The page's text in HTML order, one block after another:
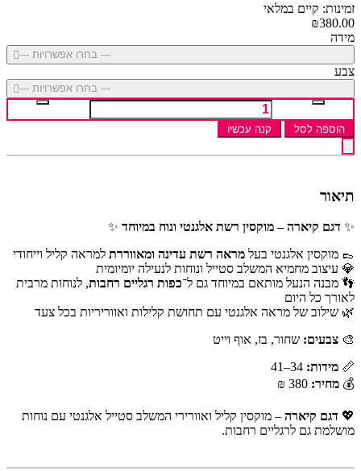
זמינות: קיים במלאי
₪380.00
מידה
--- בחרו אפשרויות ---
צבע
--- בחרו אפשרויות ---
הוספה לסל קנה עכשיו
תיאור
✨ דגם קיארה – מוקסין רשת אלגנטי ונוח במיוחד ✨
👞 מוקסין אלגנטי בעל מראה רשת עדינה ומאווררת למראה קליל וייחודי
💎 עיצוב מחמיא המשלב סטייל ונוחות לנעילה יומיומית
👣 מבנה הנעל מותאם במיוחד גם ל־כפות רגליים רחבות, לנוחות מרבית
לאורך כל היום
🌿 שילוב של מראה אלגנטי עם תחושת קלילות ואווריריות בכל צעד
🎨 צבעים: שחור, בז, אוף וייט
📏 מידות:
💰 מחיר:
💖 דגם קיארה – מוקסין קליל ואוורירי המשלב סטייל אלגנטי עם נוחות
מושלמת גם לרגליים רחבות.